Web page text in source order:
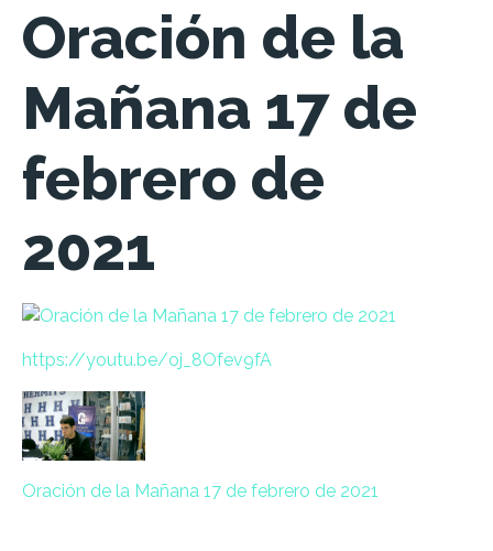
Oración de la
Mañana 17 de
febrero de
2021
https://youtu.be/oj_8Ofev9fA
Oración de la Mañana 17 de febrero de 2021